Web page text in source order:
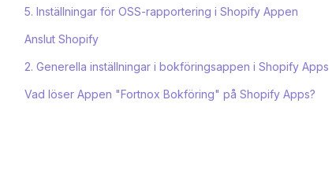
5. Inställningar för OSS-rapportering i Shopify Appen
Anslut Shopify
2. Generella inställningar i bokföringsappen i Shopify Apps
Vad löser Appen "Fortnox Bokföring" på Shopify Apps?